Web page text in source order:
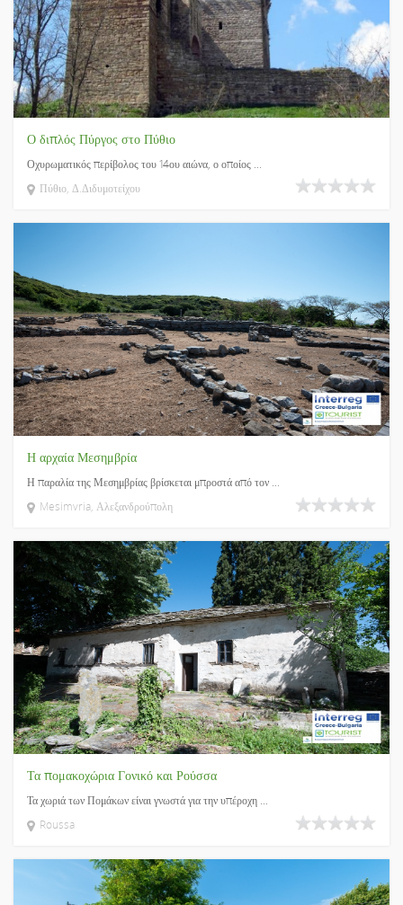
Ο διπλός Πύργος στο Πύθιο
Οχυρωματικός περίβολος του 14ου αιώνα, ο οποίος ...
Πύθιο, Δ.Διδυμοτείχου
Η αρχαία Μεσημβρία
Η παραλία της Μεσημβρίας βρίσκεται μπροστά από τον ...
Mesimvria, Αλεξανδρούπολη
Τα πομακοχώρια Γονικό και Ρούσσα
Τα χωριά των Πομάκων είναι γνωστά για την υπέροχη ...
Roussa